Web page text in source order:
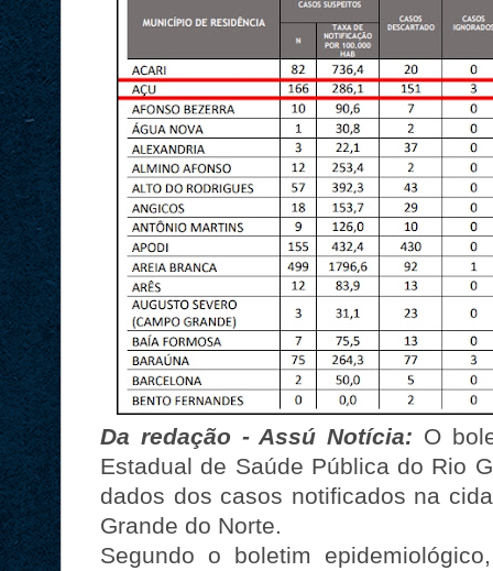
Da redação - Assú Notícia: O
Estadual de Saúde Pública do Rio
dados dos casos notificados na
Grande do Norte.
Segundo o boletim